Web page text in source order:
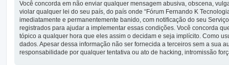
Você concorda em não enviar qualquer mensagem abusiva, obscena,
violar qualquer lei do seu país, do país onde “Fórum Fernando K
imediatamente e permanentemente banido, com notificação do seu
registrados para ajudar a implementar essas condições. Você concorda
tópico a qualquer hora que eles assim o decidam e seja implícito. Como
dados. Apesar dessa informação não ser fornecida a terceiros sem a sua
responsabilidade por qualquer tentativa ou ato de hacking, intromissão